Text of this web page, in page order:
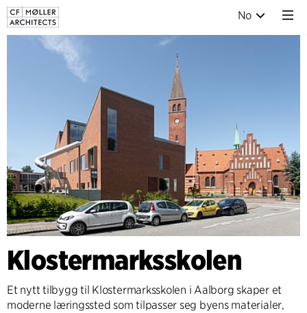
No
Klostermarksskolen
Et nytt tilbygg til Klostermarksskolen i Aalborg skaper et
moderne læringssted som tilpasser seg byens materialer,